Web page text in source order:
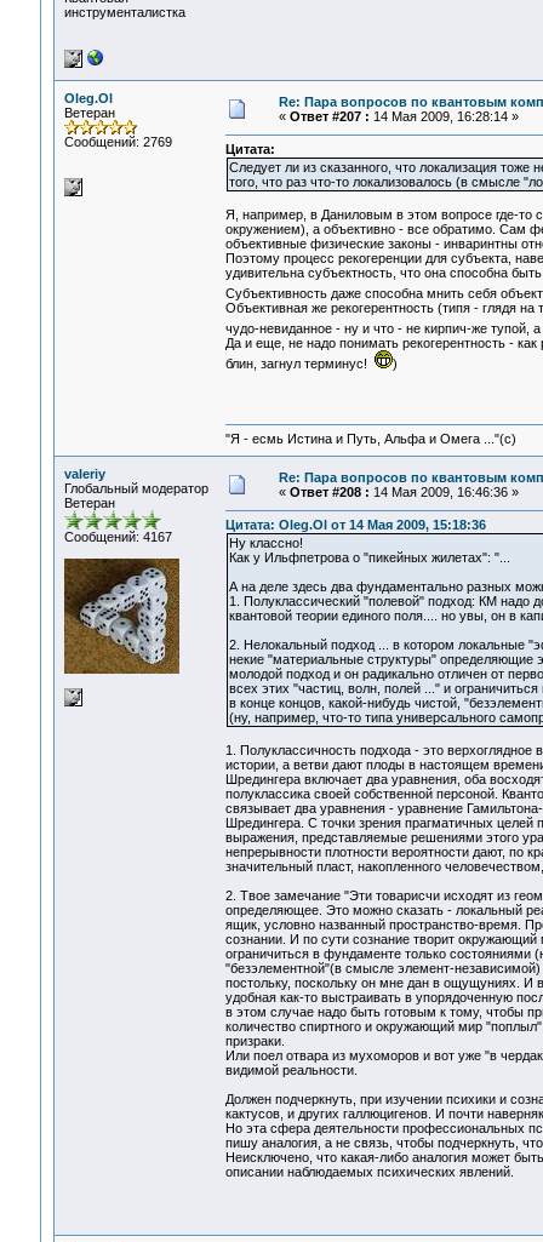
инструменталистка
Oleg.Ol
Ветеран
Сообщений: 2769
Re: Пара вопросов по квантовым
« Ответ #207 : 14 Мая 2009, 16:28:14 »
Цитата:
Следует ли из сказанного, что локализация тоже
того, что раз что-то локализовалось (в смысле
Я, например, в Даниловым в этом вопросе где-то
окружением), а объективно - все обратимо. Сам
объективные физические законы - инваринтны
Поэтому процесс рекогеренции для субъекта,
удивительна субъектность, что она способна
Субъективность даже способна мнить себя
Объективная же рекогерентность (типя - глядя
чудо-невиданное - ну и что - не кирпич-же тупой,
Да и еще, не надо понимать рекогерентность -
блин, загнул терминус!
)
"Я - есмь Истина и Путь, Альфа и Омега ..."(с)
valeriy
Глобальный модератор
Ветеран
Сообщений: 4167
Re: Пара вопросов по квантовым
« Ответ #208 : 14 Мая 2009, 16:46:36 »
Цитата: Oleg.Ol от 14 Мая 2009, 15:18:36
Ну классно!
Как у Ильфпетрова о "пикейных жилетах": "...
А на деле здесь два фундаментально разных
1. Полуклассический "полевой" подход: КМ надо
квантовой теории единого поля.... но увы, он в
2. Нелокальный подход ... в котором локальные
некие "материальные структуры" определяющие
молодой подход и он радикально отличен от
всех этих "частиц, волн, полей ..." и
в конце концов, какой-нибудь чистой,
(ну, например, что-то типа универсального
1. Полуклассичность подхода - это верхоглядное
истории, а ветви дают плоды в настоящем
Шредингера включает два уравнения, оба
полуклассика своей собственной персоной.
связывает два уравнения - уравнение
Шредингера. С точки зрения прагматичных
выражения, представляемые решениями этого
непрерывности плотности вероятности дают, по
значительный пласт, накопленного
2. Твое замечание "Эти товарисчи исходят из
определяющее. Это можно сказать - локальный
ящик, условно названный пространство-время.
сознании. И по сути сознание творит
ограничиться в фундаменте только состояниями
"безэлементной"(в смысле элемент-
постольку, поскольку он мне дан в ощущуниях.
удобная как-то выстраивать в упорядоченную
в этом случае надо быть готовым к тому, чтобы
количество спиртного и окружающий мир
призраки.
Или поел отвара из мухоморов и вот уже "в
видимой реальности.
Должен подчеркнуть, при изучении психики и
кактусов, и других галлюцигенов. И почти
Но эта сфера деятельности профессиональных
пишу аналогия, а не связь, чтобы подчеркнуть,
Неисключено, что какая-либо аналогия может
описании наблюдаемых психических явлений.